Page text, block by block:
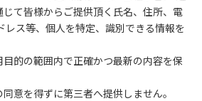
て皆様からご提供頂く氏名、住所、電
レス等、個人を特定、識別できる情報を
的の範囲内で正確かつ最新の内容を保
意を得ずに第三者へ提供しません。